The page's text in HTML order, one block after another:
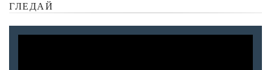
ГЛЕДАЙ